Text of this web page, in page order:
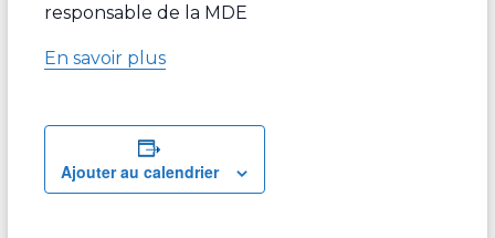
responsable de la MDE
En savoir plus
Ajouter au calendrier